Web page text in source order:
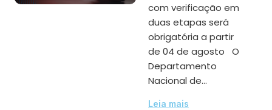
com verificação em
duas etapas será
obrigatória a partir
de 04 de agosto O
Departamento
Nacional de…
Leia mais